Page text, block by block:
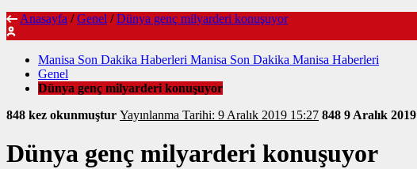
Anasayfa / Genel / Dünya genç milyarderi konuşuyor
Manisa Son Dakika Haberleri Manisa Son Dakika Manisa Haberleri
Genel
Dünya genç milyarderi konuşuyor
848 kez okunmuştur Yayınlanma Tarihi: 9 Aralık 2019 15:27 848 9 Aralık 2019
Dünya genç milyarderi konuşuyor